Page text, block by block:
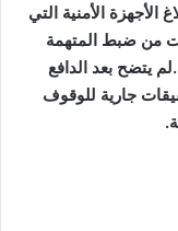
الأجهزة الأمنية التي
من ضبط المتهمة
يتضح بعد الدافع
جارية للوقوف